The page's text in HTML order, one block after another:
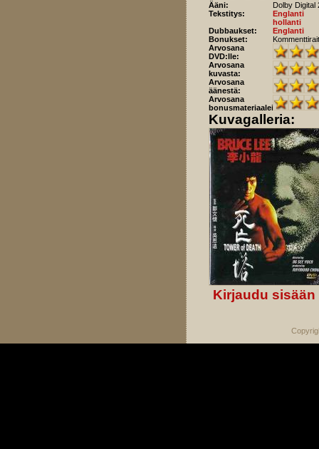
Ääni:
Dolby Digital
Tekstitys:
Englanti
hollanti
Dubbaukset:
Englanti
Bonukset:
Arvosana
DVD:lle:
Arvosana
kuvasta:
Arvosana
äänestä:
Arvosana
bonusmateriaaleista:
Kuvagalleria:
Kirjaudu sisään